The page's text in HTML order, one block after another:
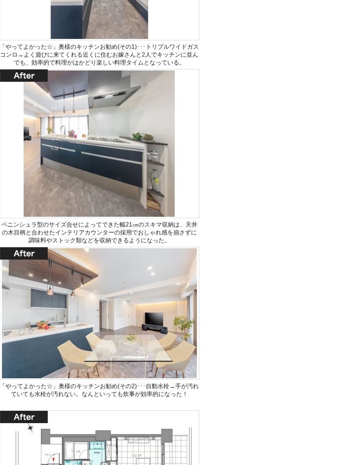
「やってよかった☆」奥様のキッチンお勧め(その1)･･･トリプルワイドガス
コンロ→よく遊びに来てくれる近くに住むお嫁さんと2人でキッチンに並ん
でも、効率的で料理がはかどり楽しい料理タイムとなっている。
ペニンシュラ型のサイズ合せによってできた幅21㎝のスキマ収納は、天井
の木目柄と合わせたインテリアカウンターの採用でおしゃれ感を崩さずに
調味料やストック類などを収納できるようになった。
「やってよかった☆」奥様のキッチンお勧め(その2)･･･自動水栓→手が汚れ
ていても水栓が汚れない。なんといっても炊事が効率的になった！